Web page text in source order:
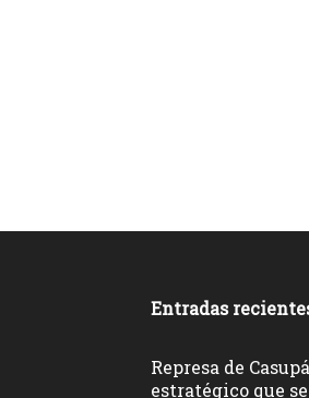
Entradas
Represa de
estratégico que